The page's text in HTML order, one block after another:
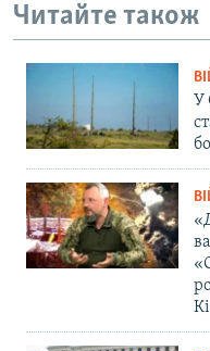
Читайте також
У